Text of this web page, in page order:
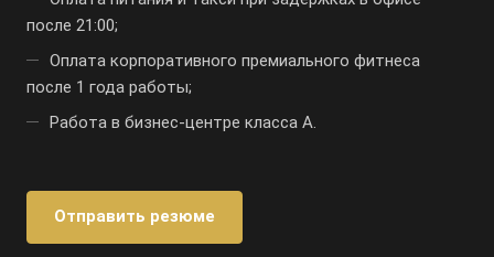
после 21:00;
Оплата корпоративного премиального фитнеса
после 1 года работы;
Работа в бизнес-центре класса А.
Отправить резюме